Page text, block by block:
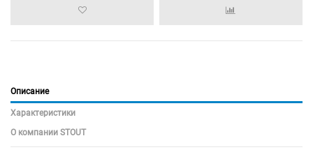
Описание
Характеристики
О компании STOUT